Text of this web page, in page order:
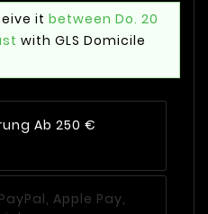
it between Do. 20
with GLS Domicile
Ab 250 €